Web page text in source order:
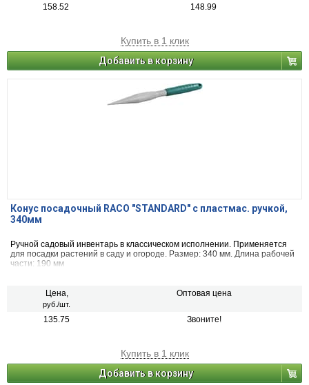
158.52 148.99
Купить в 1 клик
Добавить в корзину
Конус посадочный RACO "STANDARD" с пластмас. ручкой,
340мм
Ручной садовый инвентарь в классическом исполнении. Применяется
для посадки растений в саду и огороде. Размер: 340 мм. Длина рабочей
части: 190 мм
Цена,
руб./шт.
Оптовая цена
135.75 Звоните!
Купить в 1 клик
Добавить в корзину